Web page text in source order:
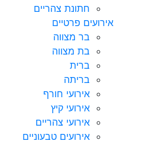
חתונת צהריים
אירועים פרטיים
בר מצווה
בת מצווה
ברית
בריתה
אירועי חורף
אירועי קיץ
אירועי צהריים
אירועים טבעוניים